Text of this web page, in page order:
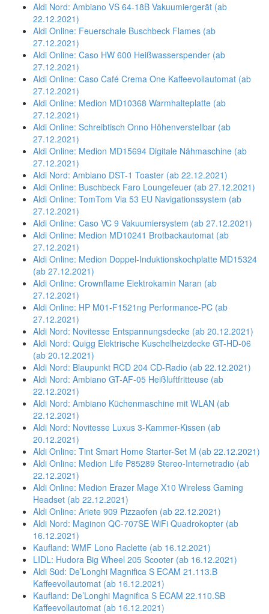
Aldi Nord: Ambiano VS 64-18B Vakuumiergerät (ab
22.12.2021)
Aldi Online: Feuerschale Buschbeck Flames (ab
27.12.2021)
Aldi Online: Caso HW 600 Heißwasserspender (ab
27.12.2021)
Aldi Online: Caso Café Crema One Kaffeevollautomat (ab
27.12.2021)
Aldi Online: Medion MD10368 Warmhalteplatte (ab
27.12.2021)
Aldi Online: Schreibtisch Onno Höhenverstellbar (ab
27.12.2021)
Aldi Online: Medion MD15694 Digitale Nähmaschine (ab
27.12.2021)
Aldi Nord: Ambiano DST-1 Toaster (ab 22.12.2021)
Aldi Online: Buschbeck Faro Loungefeuer (ab 27.12.2021)
Aldi Online: TomTom Via 53 EU Navigationssystem (ab
27.12.2021)
Aldi Online: Caso VC 9 Vakuumiersystem (ab 27.12.2021)
Aldi Online: Medion MD10241 Brotbackautomat (ab
27.12.2021)
Aldi Online: Medion Doppel-Induktionskochplatte MD15324
(ab 27.12.2021)
Aldi Online: Crownflame Elektrokamin Naran (ab
27.12.2021)
Aldi Online: HP M01-F1521ng Performance-PC (ab
27.12.2021)
Aldi Nord: Novitesse Entspannungsdecke (ab 20.12.2021)
Aldi Nord: Quigg Elektrische Kuschelheizdecke GT-HD-06
(ab 20.12.2021)
Aldi Nord: Blaupunkt RCD 204 CD-Radio (ab 22.12.2021)
Aldi Nord: Ambiano GT-AF-05 Heißluftfritteuse (ab
22.12.2021)
Aldi Nord: Ambiano Küchenmaschine mit WLAN (ab
22.12.2021)
Aldi Nord: Novitesse Luxus 3-Kammer-Kissen (ab
20.12.2021)
Aldi Online: Tint Smart Home Starter-Set M (ab 22.12.2021)
Aldi Online: Medion Life P85289 Stereo-Internetradio (ab
22.12.2021)
Aldi Online: Medion Erazer Mage X10 Wireless Gaming
Headset (ab 22.12.2021)
Aldi Online: Ariete 909 Pizzaofen (ab 22.12.2021)
Aldi Nord: Maginon QC-707SE WiFi Quadrokopter (ab
16.12.2021)
Kaufland: WMF Lono Raclette (ab 16.12.2021)
LIDL: Hudora Big Wheel 205 Scooter (ab 16.12.2021)
Aldi Süd: De’Longhi Magnifica S ECAM 21.113.B
Kaffeevollautomat (ab 16.12.2021)
Kaufland: De’Longhi Magnifica S ECAM 22.110.SB
Kaffeevollautomat (ab 16.12.2021)